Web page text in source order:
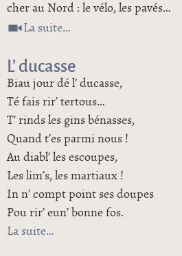
cher au Nord : le vélo, les pavés…
La suitede Fiasco
L’ ducasse
Biau jour dé l’ ducasse,
Té fais rir’ tertous…
T’ rinds les gins bénasses,
Quand t’es parmi nous !
Au diabl’ les escoupes,
Les lim’s, les martiaux !
In n’ compt point ses doupes
Pou rir’ eun’ bonne fos.
La suitede L’ ducasse